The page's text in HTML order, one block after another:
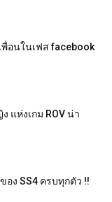
อนในเฟส facebook
แห่งเกม ROV น่า
อง SS4 ครบทุกตัว !!